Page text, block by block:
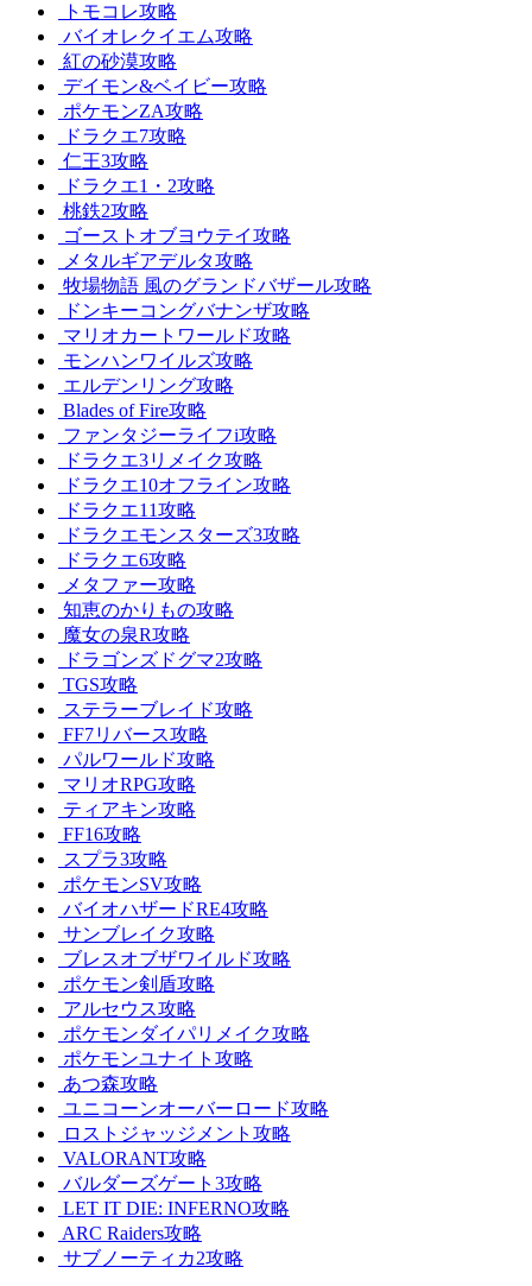
トモコレ攻略
バイオレクイエム攻略
紅の砂漠攻略
デイモン&ベイビー攻略
ポケモンZA攻略
ドラクエ7攻略
仁王3攻略
ドラクエ1・2攻略
桃鉄2攻略
ゴーストオブヨウテイ攻略
メタルギアデルタ攻略
牧場物語 風のグランドバザール攻略
ドンキーコングバナンザ攻略
マリオカートワールド攻略
モンハンワイルズ攻略
エルデンリング攻略
Blades of Fire攻略
ファンタジーライフi攻略
ドラクエ3リメイク攻略
ドラクエ10オフライン攻略
ドラクエ11攻略
ドラクエモンスターズ3攻略
ドラクエ6攻略
メタファー攻略
知恵のかりもの攻略
魔女の泉R攻略
ドラゴンズドグマ2攻略
TGS攻略
ステラーブレイド攻略
FF7リバース攻略
パルワールド攻略
マリオRPG攻略
ティアキン攻略
FF16攻略
スプラ3攻略
ポケモンSV攻略
バイオハザードRE4攻略
サンブレイク攻略
ブレスオブザワイルド攻略
ポケモン剣盾攻略
アルセウス攻略
ポケモンダイパリメイク攻略
ポケモンユナイト攻略
あつ森攻略
ユニコーンオーバーロード攻略
ロストジャッジメント攻略
VALORANT攻略
バルダーズゲート3攻略
LET IT DIE: INFERNO攻略
ARC Raiders攻略
サブノーティカ2攻略